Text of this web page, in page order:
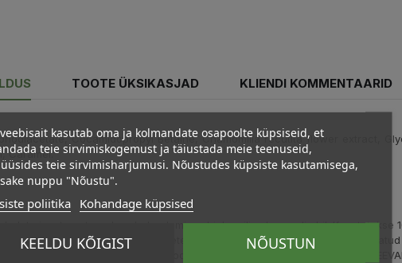
TOOTE ÜKSIKASJAD KLIENDI KOMMENTAARID
Cocamidopropyl Betaine, Chamomilla recutita flower extract,
Caramel.
juuste naturaalses helendamises bioloogilise kummeli abil.
ainult kummelitoodetele. Schultz´il toodetel on testitud,
täiustub teaduse ja looduse kaasabil. KÕIK NEED OMADUSED TEEVAD
kasutab oma ja kolmandate osapoolte küpsiseid, et
teie sirvimiskogemust ja täiustada meie teenuseid,
teie sirvimisharjumusi. Nõustudes küpsiste kasutamisega,
nuppu "Nõustu".
poliitika Kohandage küpsised
KEELDU KÕIGIST NÕUSTUN